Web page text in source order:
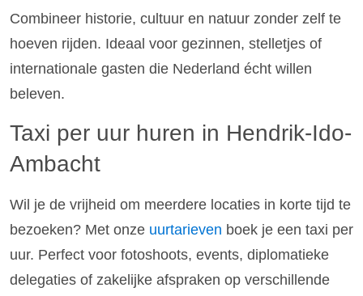
Combineer historie, cultuur en natuur zonder zelf te
hoeven rijden. Ideaal voor gezinnen, stelletjes of
internationale gasten die Nederland écht willen
beleven.
Taxi per uur huren in Hendrik-Ido-
Ambacht
Wil je de vrijheid om meerdere locaties in korte tijd te
bezoeken? Met onze uurtarieven boek je een taxi per
uur. Perfect voor fotoshoots, events, diplomatieke
delegaties of zakelijke afspraken op verschillende